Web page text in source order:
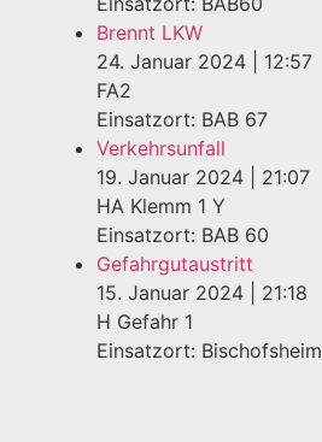
Brennt LKW
24. Januar 2024
12:57
FA2
Einsatzort: BAB 67
Verkehrsunfall
19. Januar 2024
21:07
HA Klemm 1 Y
Einsatzort: BAB 60
Gefahrgutaustritt
15. Januar 2024
21:18
H Gefahr 1
Einsatzort: Bischofsheim